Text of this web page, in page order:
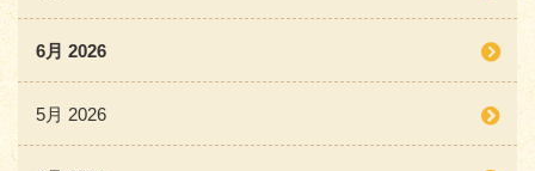
6月 2026
5月 2026